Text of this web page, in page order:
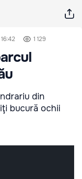
1 129
din
bucură ochii